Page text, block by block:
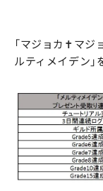
「マジョカ✝マジ
ルティメイデン」